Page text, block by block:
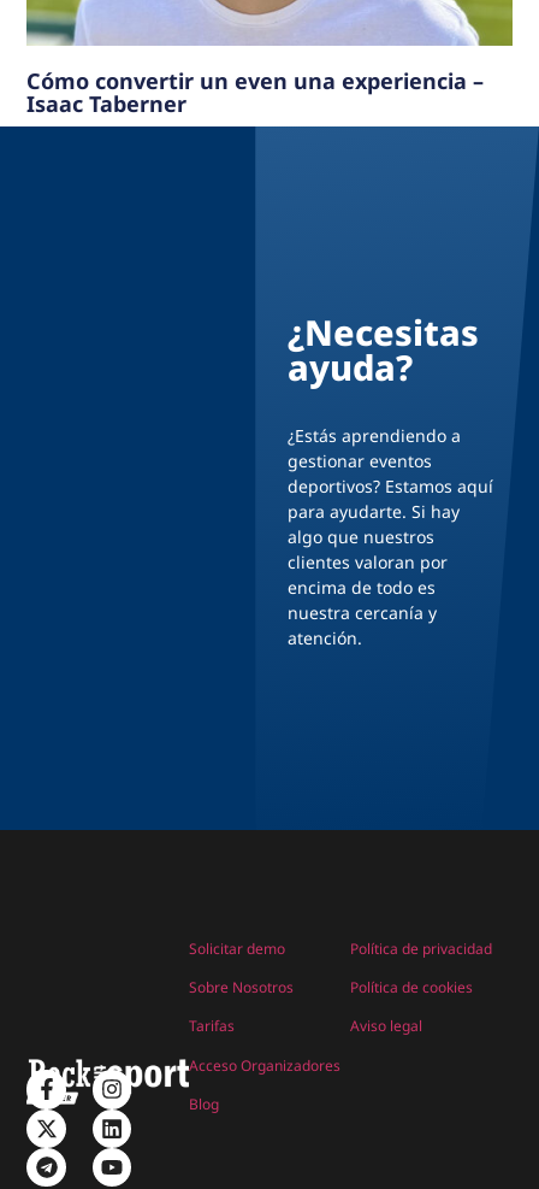
Cómo convertir un even una experiencia –
Isaac Taberner
¿Necesitas
ayuda?
¿Estás aprendiendo a
gestionar eventos
deportivos? Estamos aquí
para ayudarte. Si hay
algo que nuestros
clientes valoran por
encima de todo es
nuestra cercanía y
atención.
Solicitar demo
Sobre Nosotros
Tarifas
Acceso Organizadores
Blog
Política de privacidad
Política de cookies
Aviso legal